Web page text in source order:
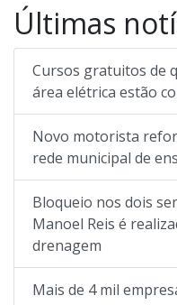
Últimas
Cursos gratuitos de
área elétrica estão
Novo motorista
rede municipal de
Bloqueio nos dois
Manoel Reis é
drenagem
Mais de 4 mil